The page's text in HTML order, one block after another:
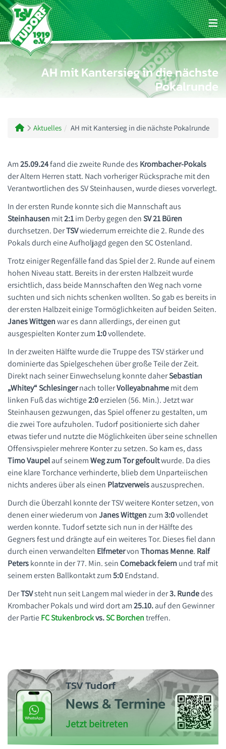
Zum Inhalt wechseln
Zum Footer wechseln
AH mit Kantersieg in die nächste
Pokalrunde
Aktuelles AH mit Kantersieg in die nächste Pokalrunde
Am25.09.24fand die zweite Runde des Krombacher-Pokals
der Altern Herren statt. Nach vorheriger Rücksprache mit den
Verantwortlichen des SV Steinhausen, wurde dieses vorverlegt.
In der ersten Runde konnte sich die Mannschaft aus
Steinhausen mit2:1im Derby gegen denSV 21 Büren
durchsetzen. DerTSVwiederrum erreichte die 2. Runde des
Pokals durch eine Aufholjagd gegen den SC Ostenland.
Trotz einiger Regenfälle fand das Spiel der 2. Runde auf einem
hohen Niveau statt. Bereits in der ersten Halbzeit wurde
ersichtlich, dass beide Mannschaften den Weg nach vorne
suchten und sich nichts schenken wollten. So gab es bereits in
der ersten Halbzeit einige Tormöglichkeiten auf beiden Seiten.
Janes Wittgenwar es dann allerdings, der einen gut
ausgespielten Konter zum1:0vollendete.
In der zweiten Hälfte wurde die Truppe des TSV stärker und
dominierte das Spielgeschehen über große Teile der Zeit.
Direkt nach seiner Einwechselung konnte daherSebastian
„Whitey“ Schlesingernach tollerVolleyabnahmemit dem
linken Fuß das wichtige2:0erzielen (56. Min.). Jetzt war
Steinhausen gezwungen, das Spiel offener zu gestalten, um
die zwei Tore aufzuholen. Tudorf positionierte sich daher
etwas tiefer und nutzte die Möglichkeiten über seine schnellen
Offensivspieler mehrere Konter zu setzen. So kam es, dass
Timo Vaupelauf seinemWeg zum Torgefoultwurde. Da dies
eine klare Torchance verhinderte, blieb dem Unparteiischen
nichts anderes über als einen Platzverweisauszusprechen.
Durch die Überzahl konnte der TSV weitere Konter setzen, von
denen einer wiederum vonJanes Wittgenzum3:0vollendet
werden konnte. Tudorf setzte sich nun in der Hälfte des
Gegners fest und drängte auf ein weiteres Tor. Dieses fiel dann
durch einen verwandelten ElfmetervonThomas Menne. Ralf
Peterskonnte in der 77. Min. seinComeback feiern und traf mit
seinem ersten Ballkontakt zum5:0Endstand.
DerTSVsteht nun seit Langem mal wieder in der3. Rundedes
Krombacher Pokals und wird dort am25.10.auf den Gewinner
der PartieFC Stukenbrockvs.SC Borchentreffen.
TSV Tudorf
News & Termine
Jetzt beitreten
Geschichte
Altherren
Jugend
Turnen
Tennis
Leichtathletik
Tischtennis
Volleyball